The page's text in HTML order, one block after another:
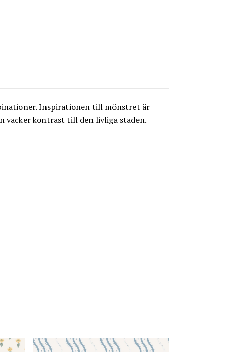
Inspirationen till mönstret är
vacker kontrast till den livliga staden.